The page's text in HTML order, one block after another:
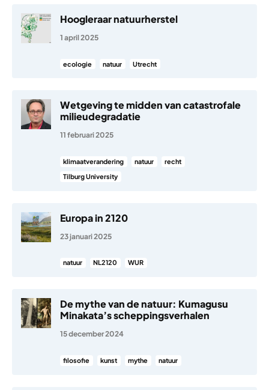
Hoogleraar natuurherstel
1 april 2025
ecologie natuur Utrecht
Wetgeving te midden van catastrofale
milieudegradatie
11 februari 2025
klimaatverandering natuur
recht
Tilburg University
Europa in 2120
23 januari 2025
natuur NL2120 WUR
De mythe van de natuur: Kumagusu
Minakata’s scheppingsverhalen
15 december 2024
filosofie kunst mythe natuur